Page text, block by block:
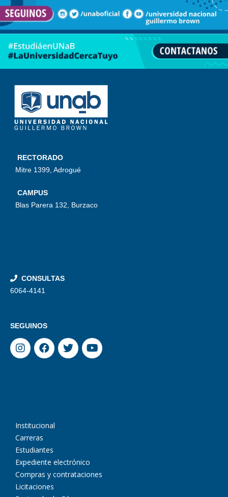
RECTORADO
Mitre 1399, Adrogué
CAMPUS
Blas Parera 132, Burzaco
CONSULTAS
6064-4141
SEGUINOS
Institucional
Carreras
Estudiantes
Expediente electrónico
Compras y contrataciones
Licitaciones